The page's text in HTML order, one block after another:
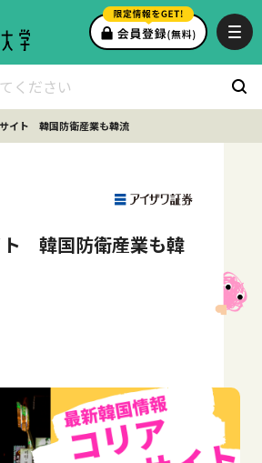
イト 韓国防衛産業も韓流
ト 韓国防衛産業も韓